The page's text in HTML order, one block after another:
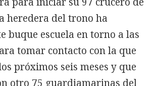
heredera del trono ha
buque escuela en torno a las
tomar contacto con la que
próximos seis meses y que
otro 75 guardiamarinas del